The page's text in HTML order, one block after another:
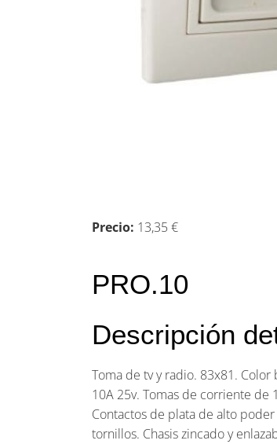
Precio: 13,35 €
PRO.10
Descripción
Toma de tv y radio. 83x81.
10A 25v. Tomas de corriente de
Contactos de plata de alto
tornillos. Chasis zincado y